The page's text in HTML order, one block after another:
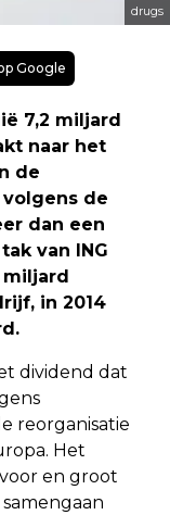
drugs
Google
7,2 miljard
naar het
de
de
dan een
van ING
in 2014
dividend dat
reorganisatie
Het
en groot